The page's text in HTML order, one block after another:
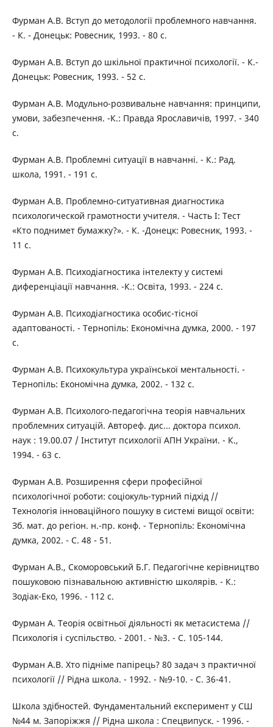
Фурман А.В. Вступ до методології проблемного навчання.
- К. - Донецьк: Ровесник, 1993. - 80 с.
Фурман А.В. Вступ до шкільної практичної психології. - К.-
Донецьк: Ровесник, 1993. - 52 с.
Фурман А.В. Модульно-розвивальне навчання: принципи,
умови, забезпечення. -К.: Правда Ярославичів, 1997. - 340
с.
Фурман А.В. Проблемні ситуації в навчанні. - К.: Рад.
школа, 1991. - 191 с.
Фурман А.В. Проблемно-ситуативная диагностика
психологической грамотности учителя. - Часть І: Тест
«Кто поднимет бумажку?». - К. -Донецк: Ровесник, 1993. -
11 с.
Фурман А.В. Психодіагностика інтелекту у системі
диференціації навчання. -К.: Освіта, 1993. - 224 с.
Фурман А.В. Психодіагностика особис-тісної
адаптованості. - Тернопіль: Економічна думка, 2000. - 197
с.
Фурман А.В. Психокультура української ментальності. -
Тернопіль: Економічна думка, 2002. - 132 с.
Фурман А.В. Психолого-педагогічна теорія навчальних
проблемних ситуацій. Автореф. дис... доктора психол.
наук : 19.00.07 / Інститут психології АПН України. - К.,
1994. - 63 с.
Фурман А.В. Розширення сфери професійної
психологічної роботи: соціокуль-турний підхід //
Технологія інноваційного пошуку в системі вищої освіти:
Зб. мат. до регіон. н.-пр. конф. - Тернопіль: Економічна
думка, 2002. - С. 48 - 51.
Фурман А.В., Скоморовський Б.Г. Педагогічне керівництво
пошуковою пізнавальною активністю школярів. - К.:
Зодіак-Еко, 1996. - 112 с.
Фурман А. Теорія освітньої діяльності як метасистема //
Психологія і суспільство. - 2001. - №3. - С. 105-144.
Фурман А.В. Хто підніме папірець? 80 задач з практичної
психології // Рідна школа. - 1992. - №9-10. - С. 36-41.
Школа здібностей. Фундаментальний експеримент у СШ
№44 м. Запоріжжя // Рідна школа : Спецвипуск. - 1996. -